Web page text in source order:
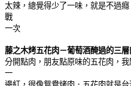
太辣，總覺得少了一味，就是不過
戰
一次
藤之木烤五花肉－葡萄酒醃過的三層
分開點肉，朋友點原味的五花肉，
一